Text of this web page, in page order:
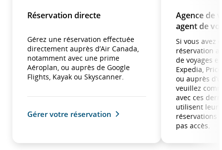
Réservation directe
Gérez une réservation effectuée
directement auprès d’Air Canada,
notamment avec une prime
Aéroplan, ou auprès de Google
Flights, Kayak ou Skyscanner.
Gérer votre réservation
Agence de
agent de
Si vous avez
réservation
de voyages
Expedia,
ou auprès
veuillez
avec ces
utilisent leur
réservations
pas accès.